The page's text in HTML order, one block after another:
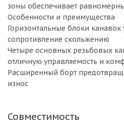
зоны обеспечивает
Особенности и преимущества
Горизонтальные блоки
сопротивление скольжению
Четыре основных резьбовых
отличную управляемость и
Расширенный борт
износ
Совместимость